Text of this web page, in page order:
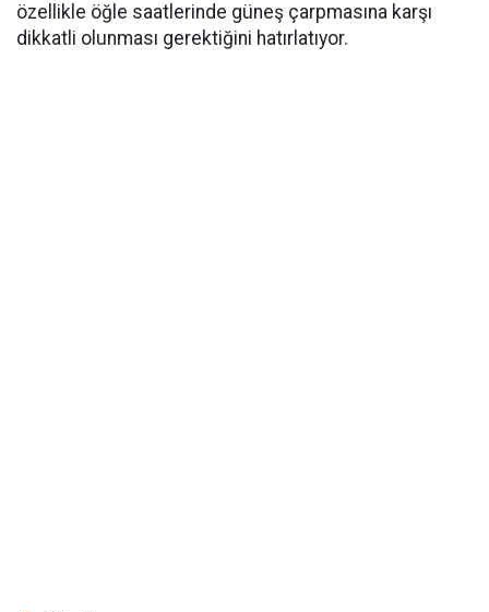
özellikle öğle saatlerinde güneş çarpmasına karşı
dikkatli olunması gerektiğini hatırlatıyor.